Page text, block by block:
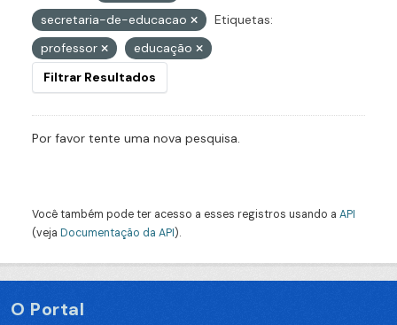
secretaria-de-educacao
Etiquetas:
professor
educação
Filtrar Resultados
Por favor tente uma nova pesquisa.
Você também pode ter acesso a esses registros usando a API
(veja Documentação da API).
O Portal